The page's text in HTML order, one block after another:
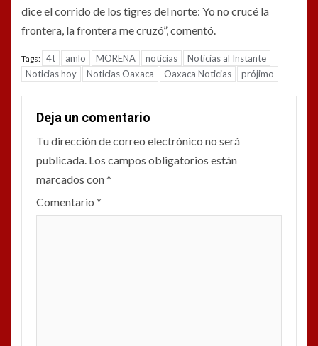
dice el corrido de los tigres del norte: Yo no crucé la
frontera, la frontera me cruzó”, comentó.
Tags: 4t amlo MORENA noticias
Noticias al Instante
Noticias hoy
Noticias Oaxaca Oaxaca Noticias prójimo
Deja un comentario
Tu dirección de correo electrónico no será
publicada. Los campos obligatorios están
marcados con*
Comentario *